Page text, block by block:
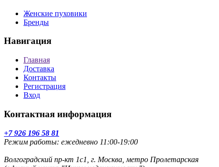
Женские пуховики
Бренды
Навигация
Главная
Доставка
Контакты
Регистрация
Вход
Контактная информация
+7 926 196 58 81
Режим работы: ежедневно 11:00-19:00
Волгоградский пр-кт 1с1, г. Москва, метро Пролетарская